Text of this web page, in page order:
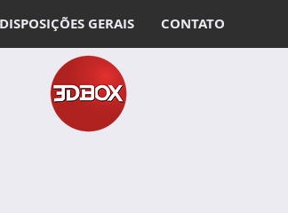
DISPOSIÇÕES GERAIS CONTATO